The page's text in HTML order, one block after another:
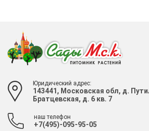
Юридический адрес:
143441, Московская обл, д.
Братцевская, д. 6 кв. 7
наш телефон
+7(495)-095-95-05